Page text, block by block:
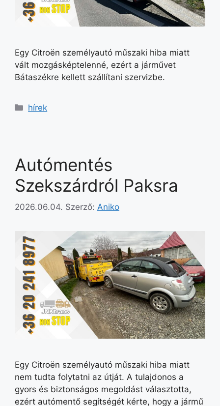
Egy Citroën személyautó műszaki hiba miatt
vált mozgásképtelenné, ezért a járművet
Bátaszékre kellett szállítani szervizbe.
hírek
Autómentés
Szekszárdról Paksra
2026.06.04. Szerző: Aniko
Egy Citroën személyautó műszaki hiba miatt
nem tudta folytatni az útját. A tulajdonos a
gyors és biztonságos megoldást választotta,
ezért autómentő segítségét kérte, hogy a jármű